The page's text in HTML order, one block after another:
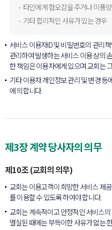
타인에게 혐오감을 주거나 미풍
기타 합리적인 사유가 있는 경우
서비스 이용자ID 및 비밀번호의 관리
관리하여 발생하는 서비스 이용 상의
한 책임은 이용자에게 있으며 교회는
기타 이용자 개인정보 관리 및 변경
에 의합니다.
제3장 계약 당사자의 의무
제10조 (교회의 의무)
교회는 이용고객이 희망한 서비스 제
를 이용할 수 있도록 하여야 합니다.
교회는 계속적이고 안정적인 서비스
멸실된 때에는 부득이한 사유가 없는